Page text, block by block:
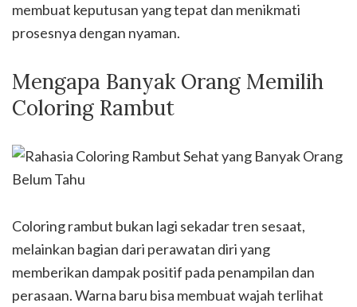
membuat keputusan yang tepat dan menikmati
prosesnya dengan nyaman.
Mengapa Banyak Orang Memilih
Coloring Rambut
Coloring rambut bukan lagi sekadar tren sesaat,
melainkan bagian dari perawatan diri yang
memberikan dampak positif pada penampilan dan
perasaan. Warna baru bisa membuat wajah terlihat